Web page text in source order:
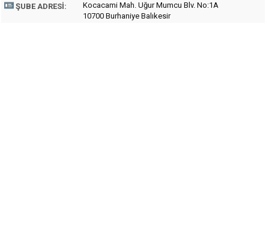
ŞUBE ADRESI:
Kocacami Mah. Uğur Mumcu Blv. No:1A
10700 Burhaniye Balıkesir